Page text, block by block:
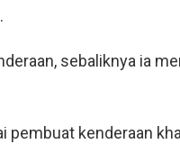
sebaliknya ia
pembuat kenderaan